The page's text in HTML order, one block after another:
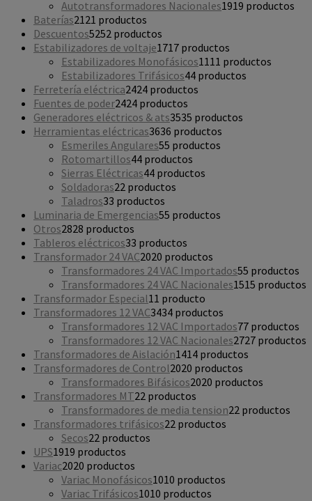
Autotransformadores Nacionales1919 productos
Baterías21 21 productos
Descuentos5252 productos
Estabilizadores de voltaje1717 productos
Estabilizadores Monofásicos11 11 productos
Estabilizadores Trifásicos44 productos
Ferretería eléctrica2424 productos
Fuentes de poder2424 productos
Generadores eléctricos & ats3535 productos
Herramientas eléctricas3636 productos
Esmeriles Angulares55 productos
Rotomartillos44 productos
Sierras Eléctricas44 productos
Soldadoras22 productos
Taladros33 productos
Luminaria de Emergencias55 productos
Otros2828 productos
Tableros eléctricos33 productos
Transformador 24 VAC2020 productos
Transformadores 24 VAC Importados55 productos
Transformadores 24 VAC Nacionales1515 productos
Transformador Especial1 1 producto
Transformadores 12 VAC3434 productos
Transformadores 12 VAC Importados77 productos
Transformadores 12 VAC Nacionales2727 productos
Transformadores de Aislación1414 productos
Transformadores de Control2020 productos
Transformadores Bifásicos2020 productos
Transformadores MT22 productos
Transformadores de media tension22 productos
Transformadores trifásicos22 productos
Secos22 productos
UPS1919 productos
Variac2020 productos
Variac Monofásicos1010 productos
Variac Trifásicos1010 productos